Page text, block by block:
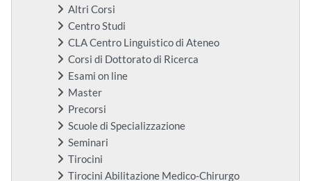
Altri Corsi
Centro Studi
CLA Centro Linguistico di Ateneo
Corsi di Dottorato di Ricerca
Esami on line
Master
Precorsi
Scuole di Specializzazione
Seminari
Tirocini
Tirocini Abilitazione Medico-Chirurgo